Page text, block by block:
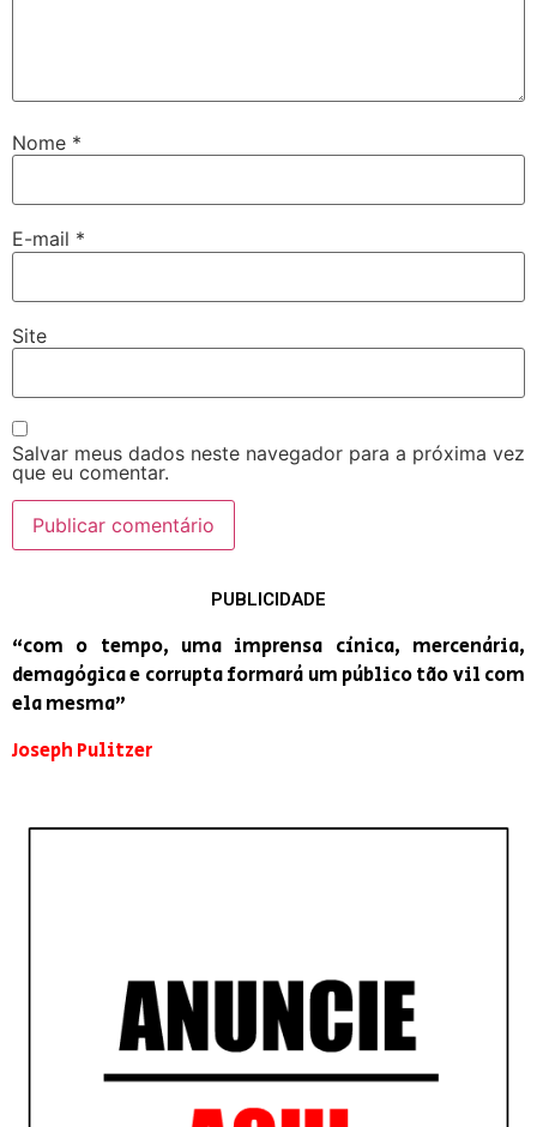
Nome *
E-mail *
Site
Salvar meus dados neste navegador para a próxima vez
que eu comentar.
PUBLICIDADE
“com o tempo, uma imprensa cínica, mercenária,
demagógica e corrupta formará um público tão vil com
ela mesma”
Joseph Pulitzer